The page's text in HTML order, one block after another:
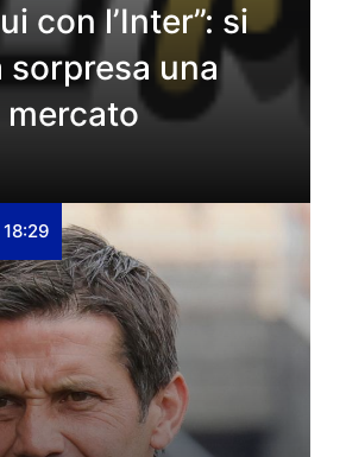
con l’Inter”: si
sorpresa una